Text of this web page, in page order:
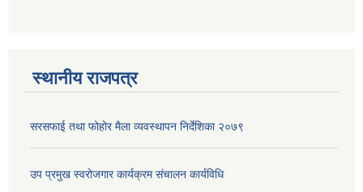
स्थानीय राजपत्र
सरसफाई तथा फोहोर मैला व्यवस्थापन निर्देशिका २०७९
उप प्रमुख स्वरोजगार कार्यक्रम संचालन कार्यविधि